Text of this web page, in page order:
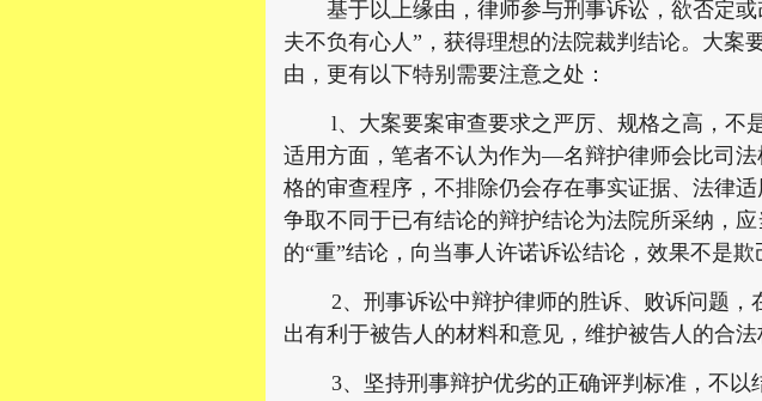
基于以上缘由，律师参与刑事诉讼，欲否定或
夫不负有心人”，获得理想的法院裁判结论。大案
由，更有以下特别需要注意之处：
l、大案要案审查要求之严厉、规格之高，不
适用方面，笔者不认为作为—名辩护律师会比司
格的审查程序，不排除仍会存在事实证据、法律
争取不同于已有结论的辩护结论为法院所采纳，
的“重”结论，向当事人许诺诉讼结论，效果不是欺
2、刑事诉讼中辩护律师的胜诉、败诉问题，
出有利于被告人的材料和意见，维护被告人的合
3、坚持刑事辩护优劣的正确评判标准，不以